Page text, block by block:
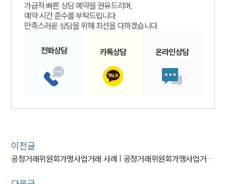
가급적 빠른 상담 예약을 권유드리며,
예약 시간 준수를 부탁드립니다.
만족스러운 상담을 위해 최선을 다하겠습니다.
전화상담 카톡상담 온라인상담
이전글
공정거래위원회가맹사업거래 사례 | 공정거래위원회가맹사업거래 위반 신고, 시정명령 및 과징금 부과